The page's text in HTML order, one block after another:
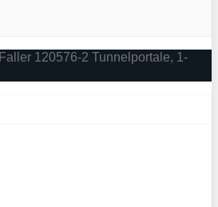
Faller 120576-2 Tunnelportale, 1-